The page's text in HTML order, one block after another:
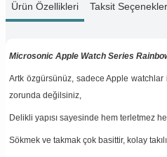
Ürün Özellikleri Taksit
Microsonic Apple Watch Series
Artk özgürsünüz, sadece Apple
zorunda değilsiniz,
Delikli yapısı sayesinde hem terletmez
Sökmek ve takmak çok basittir, kolay